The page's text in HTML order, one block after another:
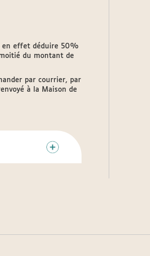
en effet déduire 50%
du montant de
par courrier, par
à la Maison de